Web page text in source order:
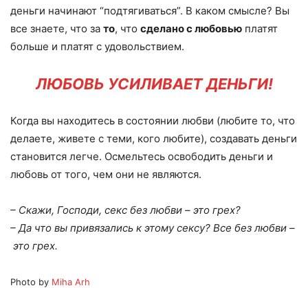
деньги начинают “подтягиваться”. В каком смысле? Вы
все знаете, что за то, что сделано с любовью платят
больше и платят с удовольствием.
ЛЮБОВЬ УСИЛИВАЕТ ДЕНЬГИ!
Когда вы находитесь в состоянии любви (любите то, что
делаете, живете с теми, кого любите), создавать деньги
становится легче. Осмельтесь освободить деньги и
любовь от того, чем они не являются.
– Скажи, Господи, секс без любви – это грех?
– Да что вы привязались к этому сексу? Все без любви –
это грех.
Photo by Miha Arh